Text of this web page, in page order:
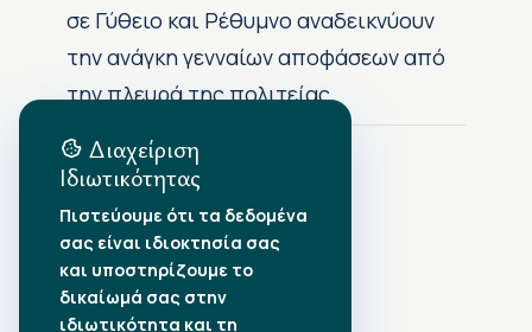
σε Γύθειο και Ρέθυμνο αναδεικνύουν
την ανάγκη γενναίων αποφάσεων από
την πλευρά της πολιτείας
Αρχείο Δημοσιεύσεων
•Αύγουστος 2026
•Ιούλιος 2026
•Ιούνιος 2026
Διαχείριση
Ιδιωτικότητας
Πιστεύουμε ότι τα δεδομένα
σας είναι ιδιοκτησία σας
και υποστηρίζουμε το
δικαίωμά σας στην
ιδιωτικότητα και τη